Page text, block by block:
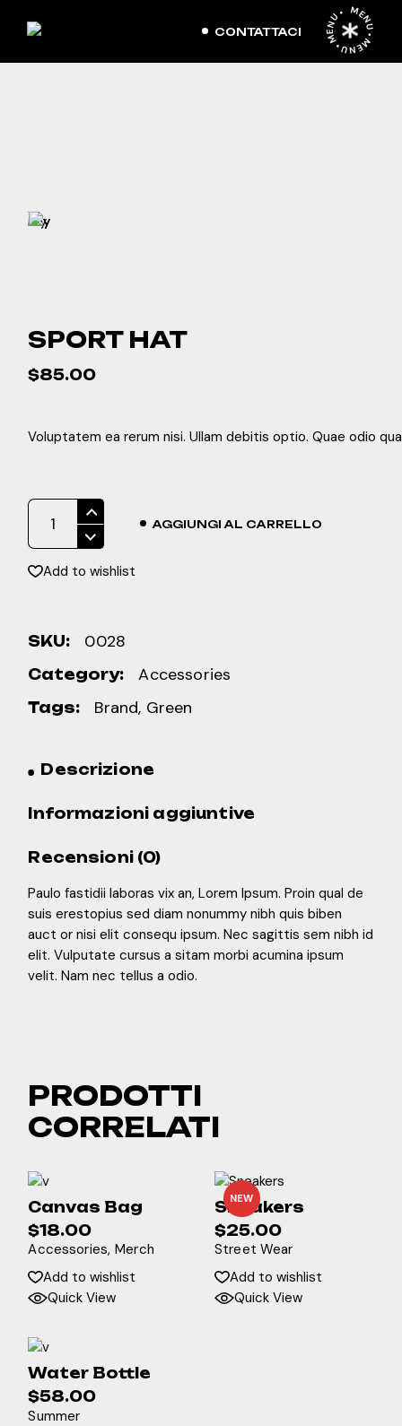
CONTATTACI MENU • MENU • MENU •
SPORT HAT
$85.00
Voluptatem ea rerum nisi. Ullam debitis optio. Quae odio
Sport Hat quantity
AGGIUNGI AL CARRELLO
Add to wishlist
SKU: 0028
Category: Accessories
Tags: Brand, Green
Descrizione
Informazioni aggiuntive
Recensioni (0)
Paulo fastidii laboras vix an, Lorem Ipsum. Proin qual de
suis erestopius sed diam nonummy nibh quis biben
auct or nisi elit consequ ipsum. Nec sagittis sem nibh id
elit. Vulputate cursus a sitam morbi acumina ipsum
velit. Nam nec tellus a odio.
PRODOTTI
CORRELATI
Canvas Bag
$18.00
Accessories Merch
Add to wishlist
Quick View
NEW
Sneakers
$25.00
Street Wear
Add to wishlist
Quick View
Water Bottle
$58.00
Summer